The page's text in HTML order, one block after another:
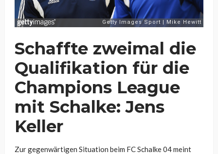
Schaffte zweimal die
Qualifikation für die
Champions League
mit Schalke: Jens
Keller
Zur gegenwärtigen Situation beim FC Schalke 04 meint